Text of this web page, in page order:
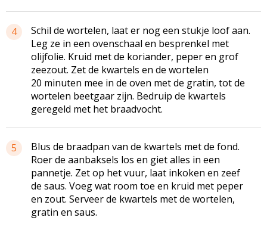
4
Schil de wortelen, laat er nog een stukje loof aan.
Leg ze in een ovenschaal en besprenkel met
olijfolie. Kruid met de koriander, peper en grof
zeezout. Zet de kwartels en de wortelen
20 minuten mee in de oven met de gratin, tot de
wortelen beetgaar zijn. Bedruip de kwartels
geregeld met het braadvocht.
5
Blus de braadpan van de kwartels met de fond.
Roer de aanbaksels los en giet alles in een
pannetje. Zet op het vuur, laat inkoken en zeef
de saus. Voeg wat room toe en kruid met peper
en zout. Serveer de kwartels met de wortelen,
gratin en saus.